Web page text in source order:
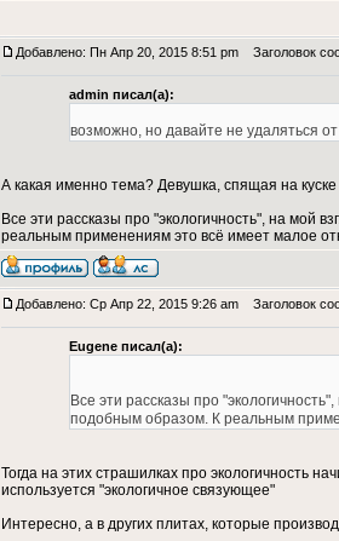
Добавлено: Пн Апр 20, 2015 8:51 pm Заголовок
admin писал(а):
возможно, но давайте не удаляться
А какая именно тема? Девушка, спящая на
Все эти рассказы про "экологичность", на мой
реальным применениям это всё имеет малое
Добавлено: Ср Апр 22, 2015 9:26 am Заголовок
Eugene писал(а):
Все эти рассказы про
подобным образом. К реальным
Тогда на этих страшилках про экологичность
используется "экологичное связующее"
Интересно, а в других плитах, которые